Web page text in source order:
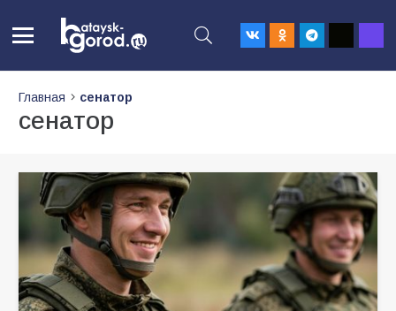
Главная сенатор
сенатор